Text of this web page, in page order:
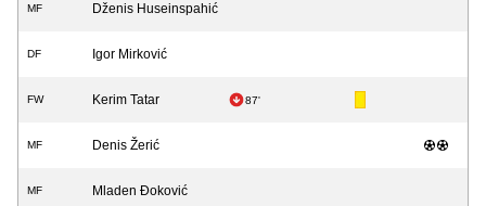
MF Dženis Huseinspahić
DF Igor Mirković
FW Kerim Tatar 87'
MF Denis Žerić
MF Mladen Đoković